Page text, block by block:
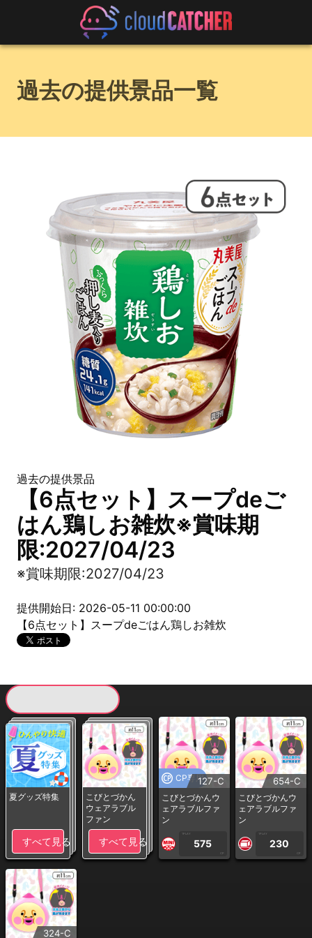
過去の提供景品一覧
過去の提供景品
【6点セット】スープdeご
はん鶏しお雑炊※賞味期
限:2027/04/23
※賞味期限:2027/04/23
提供開始日: 2026-05-11 00:00:00
【6点セット】スープdeごはん鶏しお雑炊
夏グッズ特集
すべて見る
こびとづかん
ウェアラブル
ファン
すべて見る
CP専用127-C
こびとづかんウ
ェアラブルファ
ン
1PLAY
575
CP
654-C
こびとづかんウ
ェアラブルファ
ン
1PLAY
230
CP
324-C